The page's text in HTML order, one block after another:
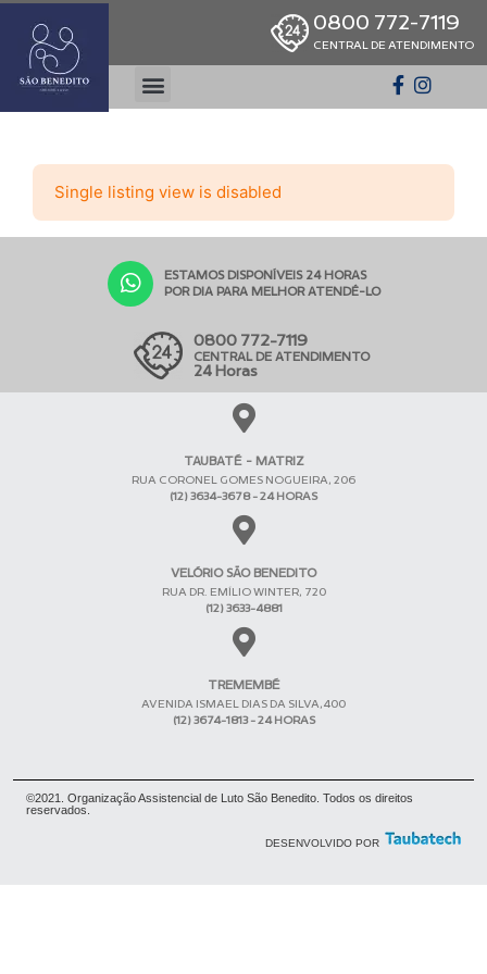
0800 772-7119
CENTRAL DE ATENDIMENTO
Single listing view is disabled
ESTAMOS DISPONÍVEIS 24 HORAS
POR DIA PARA MELHOR ATENDÊ-LO
0800 772-7119
CENTRAL DE ATENDIMENTO
24 Horas
TAUBATÉ - MATRIZ
RUA CORONEL GOMES NOGUEIRA, 206
(12) 3634-3678 - 24 HORAS
VELÓRIO SÃO BENEDITO
RUA DR. EMÍLIO WINTER, 720
(12) 3633-4881
TREMEMBÉ
AVENIDA ISMAEL DIAS DA SILVA,400
(12) 3674-1813 - 24 HORAS
©2021. Organização Assistencial de Luto São Benedito. Todos os direitos
reservados.
DESENVOLVIDO POR